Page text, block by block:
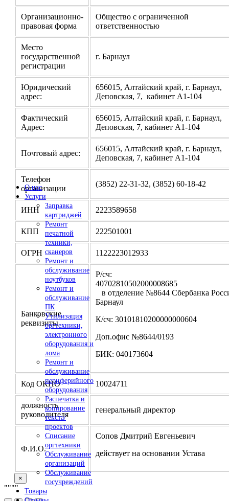
О нас
Услуги
Заправка
картриджей
Ремонт
печатной
техники,
сканеров
Ремонт и
обслуживание
ноутбуков
Ремонт и
обслуживание
ПК
Утилизация
оргтехники,
электронного
оборудования и
лома
Ремонт и
обслуживание
периферийного
оборудования
Распечатка и
копирование
текста/
проектов
Списание
оргтехники
Обслуживание
организаций
Обслуживание
госучреждений
Товары
Организационно-
правовая форма
Общество с ограниченной
ответственностью
Место
государственной
регистрации
г. Барнаул
Юридический
адрес:
656015, Алтайский край, г. Барнаул,
Деповская, 7, кабинет А1-104
Фактический
Адрес:
656015, Алтайский край, г. Барнаул,
Деповская, 7, кабинет А1-104
Почтовый адрес:
656015, Алтайский край, г. Барнаул,
Деповская, 7, кабинет А1-104
Телефон
организации
(3852) 22-31-32, (3852) 60-18-42
ИНН 2223589658
КПП 222501001
ОГРН 1122223012933
Банковские
реквизиты
Р/сч:
в отделение №8644 Сбербанка
Барнаул
К/сч: 30101810200000000604
Доп.офис №8644/0193
БИК: 040173604
Код ОКПО 10024711
должность
руководителя
генеральный директор
Ф.И.О.
Сопов Дмитрий Евгеньевич
действует на основании Устава
×
""""